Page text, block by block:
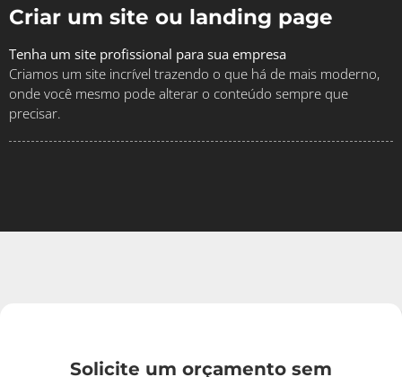
Criar um site ou landing page
Tenha um site profissional para sua empresa
Criamos um site incrível trazendo o que há de mais moderno,
onde você mesmo pode alterar o conteúdo sempre que
precisar.
Solicite um orçamento sem